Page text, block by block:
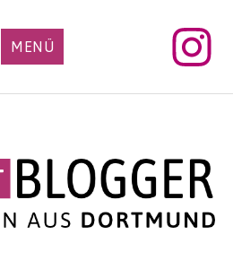
MENÜ